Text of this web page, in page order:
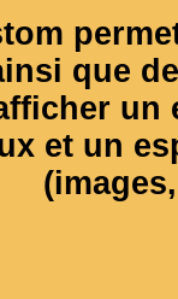
que
et un